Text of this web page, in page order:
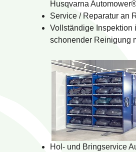
Husqvarna
Service / Reparatur an
Vollständige Inspektion
schonender Reinigung
Hol- und Bringservice